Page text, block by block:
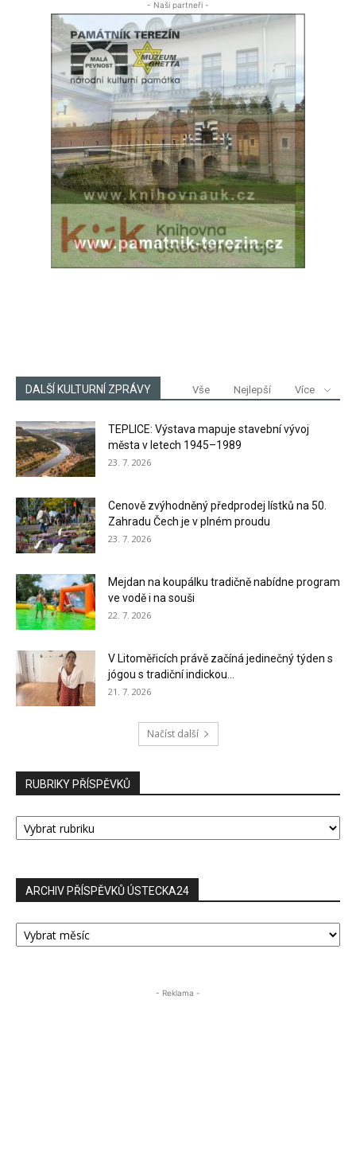
- Naši partneři -
DALŠÍ KULTURNÍ ZPRÁVY Vše Nejlepší Více
TEPLICE: Výstava mapuje stavební vývoj
města v letech 1945–1989
23. 7. 2026
Cenově zvýhodněný předprodej lístků na 50.
Zahradu Čech je v plném proudu
23. 7. 2026
Mejdan na koupálku tradičně nabídne program
ve vodě i na souši
22. 7. 2026
V Litoměřicích právě začíná jedinečný týden s
jógou s tradiční indickou...
21. 7. 2026
Načíst další
RUBRIKY PŘÍSPĚVKŮ
RUBRIKY
PŘÍSPĚVKŮ
ARCHIV PŘÍSPĚVKŮ ÚSTECKA24
ARCHIV
PŘÍSPĚVKŮ
- Reklama -